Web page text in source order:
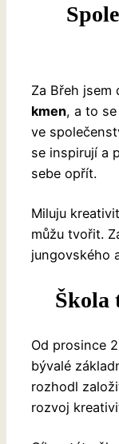
Za Břeh jsem
kmen, a to
ve
se inspirují a
sebe opřít.
Miluju
můžu tvořit.
jungovského
Škola
Od prosince
bývalé
rozhodl
rozvoj